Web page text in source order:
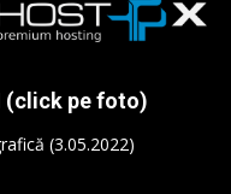
(click pe foto)